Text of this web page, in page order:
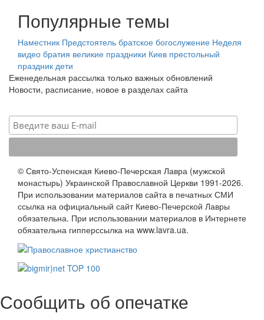
Популярные темы
Наместник Предстоятель братское богослужение Неделя
видео братия великие праздники Киев престольный
праздник дети
Еженедельная рассылка только важных обновлений
Новости, расписание, новое в разделах сайта
© Свято-Успенская Киево-Печерская Лавра (мужской
монастырь) Украинской Православной Церкви 1991-2026.
При использовании материалов сайта в печатных СМИ
ссылка на официальный сайт Киево-Печерской Лавры
обязательна. При использовании материалов в Интернете
обязательна гипперссылка на www.lavra.ua.
Сообщить об опечатке